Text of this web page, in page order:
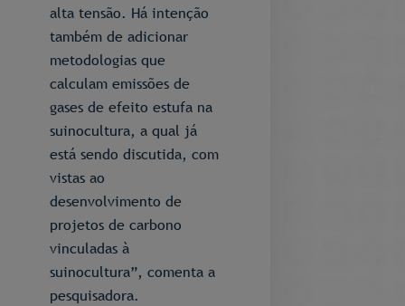
alta tensão. Há intenção
também de adicionar
metodologias que
calculam emissões de
gases de efeito estufa na
suinocultura, a qual já
está sendo discutida, com
vistas ao
desenvolvimento de
projetos de carbono
vinculadas à
suinocultura”, comenta a
pesquisadora.